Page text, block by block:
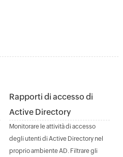
Rapporti di accesso di
Active Directory
Monitorare le attività di accesso
degli utenti di Active Directory nel
proprio ambiente AD. Filtrare gli